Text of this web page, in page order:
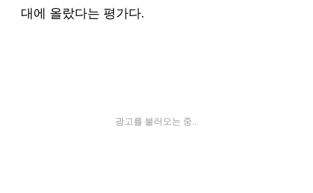
대에 올랐다는 평가다.
광고를 불러오는 중...